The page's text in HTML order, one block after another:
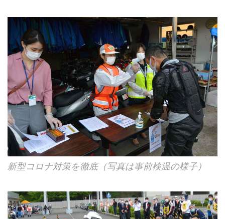
新型コロナ対策を徹底（写真は事前検温の様子）